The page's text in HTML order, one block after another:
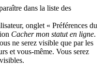
dans la liste des
onglet « Préférences du
Cacher mon statut en ligne.
ne serez visible que par les
et vous-même. Vous serez